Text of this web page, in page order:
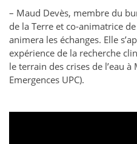
– Maud Devès, membre du
de la Terre et co-animatrice de
animera les échanges. Elle
expérience de la recherche
le terrain des crises de l’eau à
Emergences UPC).